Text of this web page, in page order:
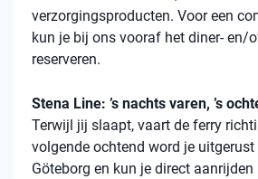
verzorgingsproducten. Voor een
kun je bij ons vooraf het diner-
reserveren.
Stena Line: ’s nachts varen, ’s
Terwijl jij slaapt, vaart de ferry
volgende ochtend word je uitgerust
Göteborg en kun je direct aanrijden